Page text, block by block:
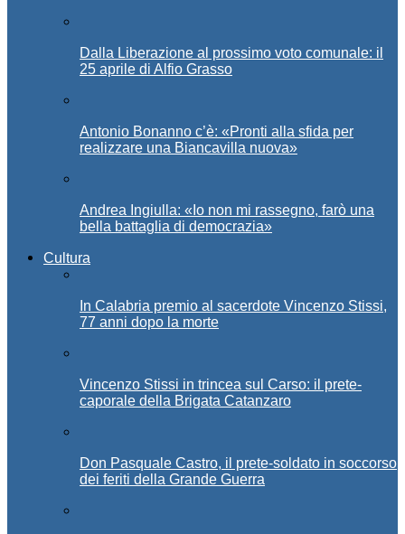
Dalla Liberazione al prossimo voto comunale: il
25 aprile di Alfio Grasso
Antonio Bonanno c’è: «Pronti alla sfida per
realizzare una Biancavilla nuova»
Andrea Ingiulla: «Io non mi rassegno, farò una
bella battaglia di democrazia»
Cultura
In Calabria premio al sacerdote Vincenzo Stissi,
77 anni dopo la morte
Vincenzo Stissi in trincea sul Carso: il prete-
caporale della Brigata Catanzaro
Don Pasquale Castro, il prete-soldato in soccorso
dei feriti della Grande Guerra